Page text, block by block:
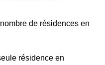
de résidences en
résidence en